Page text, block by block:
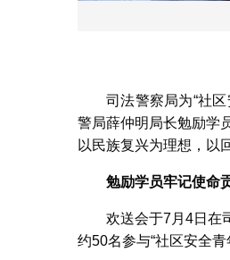
司法警察局为“社
警局薛仲明局长勉励学
以民族复兴为理想，以
勉励学员牢记使命
欢送会于7月4日在
约50名参与“社区安全青